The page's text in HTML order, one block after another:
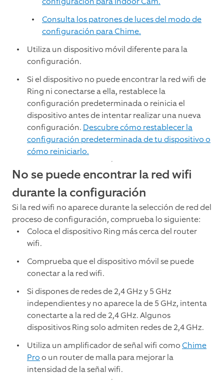
Consulta los patrones de luces del modo de
configuración para Chime.
Utiliza un dispositivo móvil diferente para la
configuración.
Si el dispositivo no puede encontrar la red wifi de
Ring ni conectarse a ella, restablece la
configuración predeterminada o reinicia el
dispositivo antes de intentar realizar una nueva
configuración. Descubre cómo restablecer la
configuración predeterminada de tu dispositivo o
cómo reiniciarlo.
No se puede encontrar la red wifi
durante la configuración
Si la red wifi no aparece durante la selección de red del
proceso de configuración, comprueba lo siguiente:
Coloca el dispositivo Ring más cerca del router
wifi.
Comprueba que el dispositivo móvil se puede
conectar a la red wifi.
Si dispones de redes de 2,4 GHz y 5 GHz
independientes y no aparece la de 5 GHz, intenta
conectarte a la red de 2,4 GHz. Algunos
dispositivos Ring solo admiten redes de 2,4 GHz.
Utiliza un amplificador de señal wifi comoChime
Proo un router de malla para mejorar la
intensidad de la señal wifi.